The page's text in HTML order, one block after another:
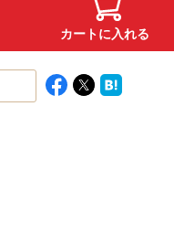
カートに入れる